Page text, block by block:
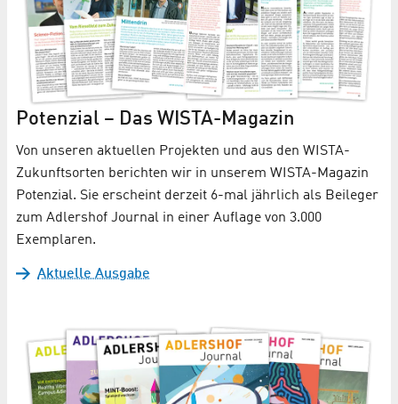
Potenzial – Das WISTA-Magazin
Von unseren aktuellen Projekten und aus den WISTA-
Zukunftsorten berichten wir in unserem WISTA-Magazin
Potenzial. Sie erscheint derzeit 6-mal jährlich als Beileger
zum Adlershof Journal in einer Auflage von 3.000
Exemplaren.
Aktuelle Ausgabe